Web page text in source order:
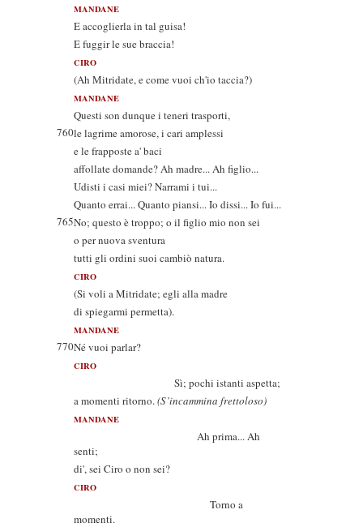
MANDANE
E accoglierla in tal guisa!
E fuggir le sue braccia!
CIRO
(Ah Mitridate, e come vuoi ch'io taccia?)
MANDANE
Questi son dunque i teneri trasporti,
760le lagrime amorose, i cari amplessi
e le frapposte a' baci
affollate domande? Ah madre... Ah figlio...
Udisti i casi miei? Narrami i tui...
Quanto errai... Quanto piansi... Io dissi... Io fui...
765No; questo è troppo; o il figlio mio non sei
o per nuova sventura
tutti gli ordini suoi cambiò natura.
CIRO
(Si voli a Mitridate; egli alla madre
di spiegarmi permetta).
MANDANE
770Né vuoi parlar?
CIRO
Sì; pochi istanti aspetta;
a momenti ritorno.(S’incammina frettoloso)
MANDANE
Ah prima... Ah
senti;
di', sei Ciro o non sei?
CIRO
Torno a
momenti.